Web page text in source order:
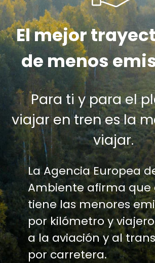
El mejor
de menos
Para ti y para el
viajar en tren es la
viajar.
La Agencia Europea
Ambiente afirma que
tiene las menores
por kilómetro y
a la aviación y al
por carretera.